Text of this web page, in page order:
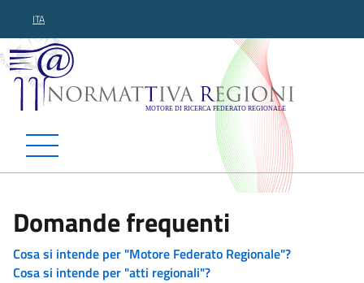
ITA
Normattiva Regioni -
Domande frequenti
Cosa si intende per "Motore Federato Regionale"?
Cosa si intende per "atti regionali"?